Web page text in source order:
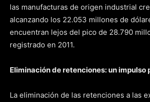
las manufacturas de origen industrial
alcanzando los 22.053 millones de
encuentran lejos del pico de 28.790
registrado en 2011.
Eliminación de retenciones: un impulso
La eliminación de las retenciones a las